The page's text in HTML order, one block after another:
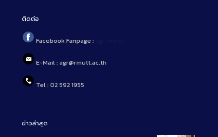
ติดต่อ
Facebook Fanpage :
E-Mail : agr@rmutt.ac.th
Tel : 02 592 1955
ข่าวล่าสุด